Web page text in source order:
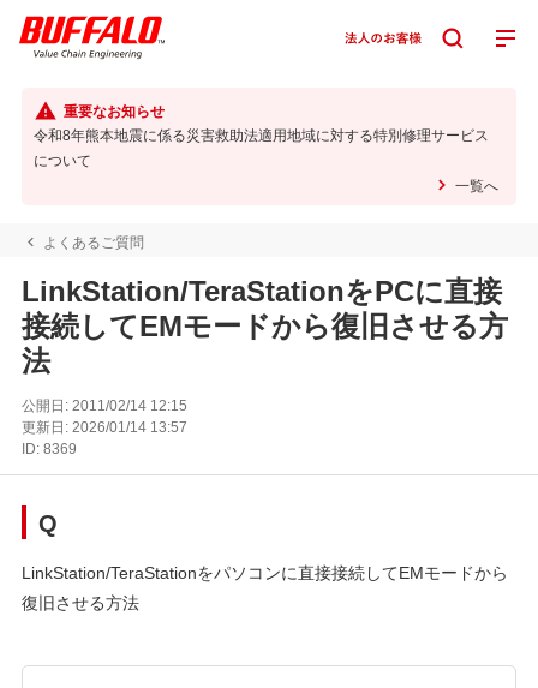
重要なお知らせ
令和8年熊本地震に係る災害救助法適用地域に対する特別修理サービス
について
一覧へ
よくあるご質問
LinkStation/TeraStationをPCに直接
接続してEMモードから復旧させる方
法
公開日:2011/02/14 12:15
更新日:2026/01/14 13:57
ID:8369
Q
LinkStation/TeraStationをパソコンに直接接続してEMモードから
復旧させる方法